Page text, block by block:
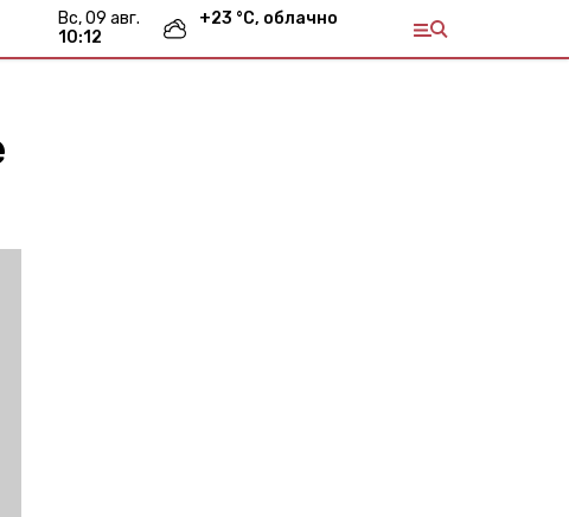
вс, 09 авг.
10:12
+23 °С, облачно